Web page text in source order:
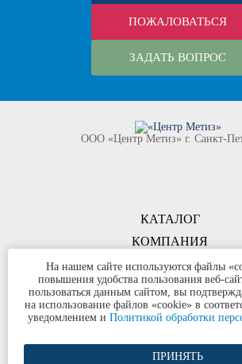
ПОЖАЛОВАТЬСЯ
ЗАДАТЬ ВОПРОС
КОМПАНИЯ
ООО «Центр Метиз» г. Санкт-
КАТАЛОГ
КОНТАКТЫ
©ООО «Центр Метиз» 2000-
Все права защищены
Политика конфиденциальности
На нашем сайте используются файлы
повышения удобства пользования веб-
пользоваться данным сайтом, вы
на использование файлов «cookie» в
уведомлением и Политикой обработки
ПРИНЯТЬ